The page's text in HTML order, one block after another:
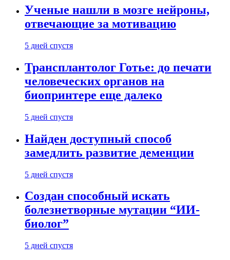
Ученые нашли в мозге нейроны,
отвечающие за мотивацию
5 дней спустя
Трансплантолог Готье: до печати
человеческих органов на
биопринтере еще далеко
5 дней спустя
Найден доступный способ
замедлить развитие деменции
5 дней спустя
Создан способный искать
болезнетворные мутации “ИИ-
биолог”
5 дней спустя